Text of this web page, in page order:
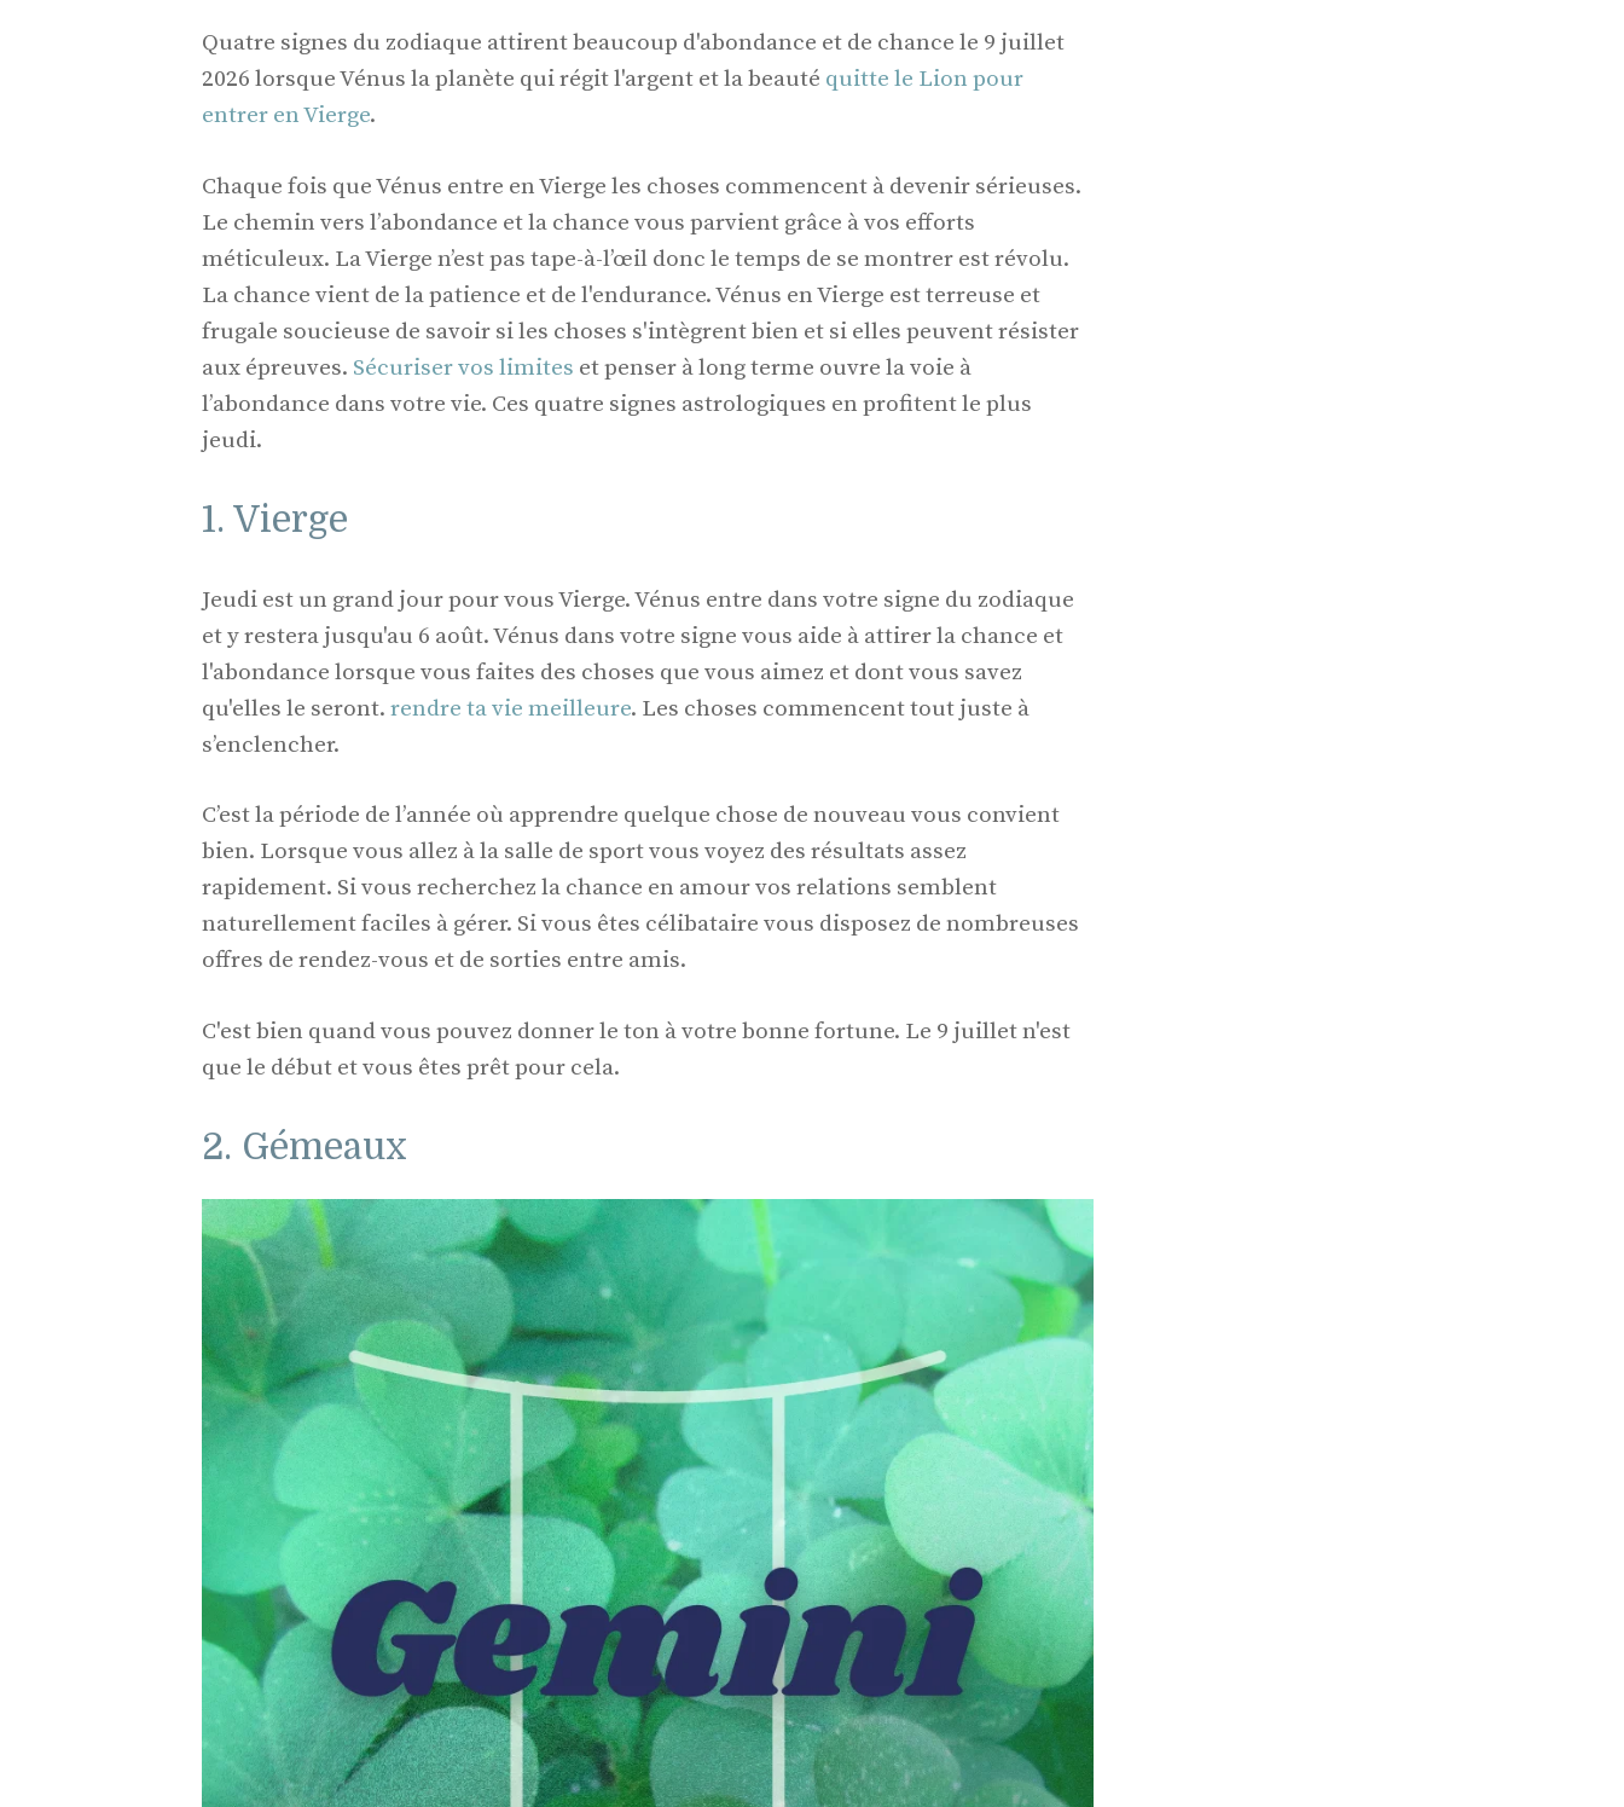
Quatre signes du zodiaque attirent beaucoup d'abondance et de chance le 9 juillet
2026 lorsque Vénus la planète qui régit l'argent et la beauté quitte le Lion pour
entrer en Vierge.
Chaque fois que Vénus entre en Vierge les choses commencent à devenir sérieuses.
Le chemin vers l’abondance et la chance vous parvient grâce à vos efforts
méticuleux. La Vierge n’est pas tape-à-l’œil donc le temps de se montrer est révolu.
La chance vient de la patience et de l'endurance. Vénus en Vierge est terreuse et
frugale soucieuse de savoir si les choses s'intègrent bien et si elles peuvent résister
aux épreuves. Sécuriser vos limites et penser à long terme ouvre la voie à
l’abondance dans votre vie. Ces quatre signes astrologiques en profitent le plus
jeudi.
1. Vierge
Jeudi est un grand jour pour vous Vierge. Vénus entre dans votre signe du zodiaque
et y restera jusqu'au 6 août. Vénus dans votre signe vous aide à attirer la chance et
l'abondance lorsque vous faites des choses que vous aimez et dont vous savez
qu'elles le seront. rendre ta vie meilleure. Les choses commencent tout juste à
s’enclencher.
C’est la période de l’année où apprendre quelque chose de nouveau vous convient
bien. Lorsque vous allez à la salle de sport vous voyez des résultats assez
rapidement. Si vous recherchez la chance en amour vos relations semblent
naturellement faciles à gérer. Si vous êtes célibataire vous disposez de nombreuses
offres de rendez-vous et de sorties entre amis.
C'est bien quand vous pouvez donner le ton à votre bonne fortune. Le 9 juillet n'est
que le début et vous êtes prêt pour cela.
2. Gémeaux